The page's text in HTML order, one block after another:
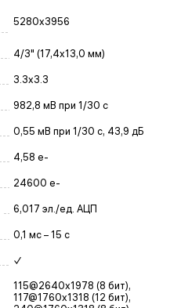
5280x3956
4/3" (17,4x13,0 мм)
3.3x3.3
982,8 мВ при 1/30 с
0,55 мВ при 1/30 с, 43,9 дБ
4,58 e-
24600 e-
6,017 эл./ед. АЦП
0,1 мс – 15 с
✓
115@2640x1978 (8 бит),
117@1760x1318 (12 бит),